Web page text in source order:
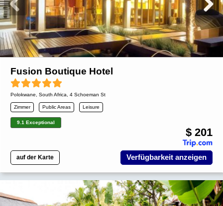
Fusion Boutique Hotel
Polokwane South Africa , 4 Schoeman St
Zimmer Public Areas Leisure
9.1 Exceptional
$ 201
auf der Karte Verfügbarkeit anzeigen